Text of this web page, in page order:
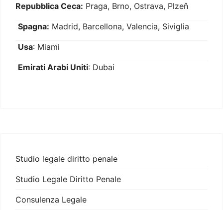
Repubblica Ceca: Praga, Brno, Ostrava, Plzeň
Spagna: Madrid, Barcellona, Valencia, Siviglia
Usa: Miami
Emirati Arabi Uniti: Dubai
Studio legale diritto penale
Studio Legale Diritto Penale
Consulenza Legale